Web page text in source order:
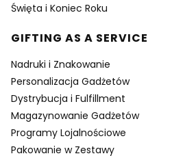
Święta i Koniec Roku
GIFTING AS A SERVICE
Nadruki i Znakowanie
Personalizacja Gadżetów
Dystrybucja i Fulfillment
Magazynowanie Gadżetów
Programy Lojalnościowe
Pakowanie w Zestawy